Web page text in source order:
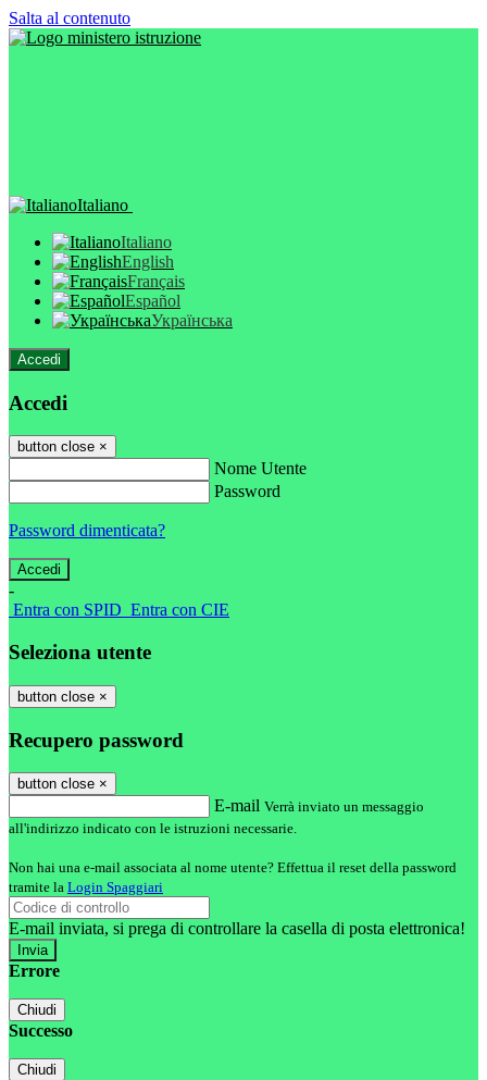
Salta al contenuto
Italiano
Italiano
English
Français
Español
Українська
Accedi
Accedi
button close ×
Nome Utente
Password
Password dimenticata?
-
Entra con SPID Entra con CIE
Seleziona utente
button close ×
Recupero password
button close ×
E-mail Verrà inviato un messaggio
all'indirizzo indicato con le istruzioni necessarie.
Non hai una e-mail associata al nome utente? Effettua il reset della password
tramite la Login Spaggiari
E-mail inviata, si prega di controllare la casella di posta elettronica!
Errore
Chiudi
Successo
Chiudi